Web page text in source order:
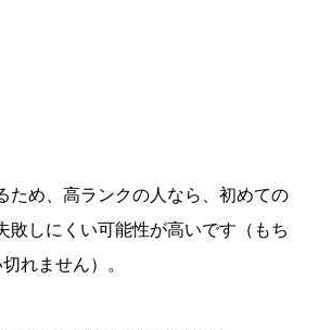
ため、高ランクの人なら、初めての
敗しにくい可能性が高いです（もち
れません）。